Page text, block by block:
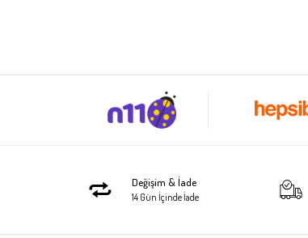
Değişim & İade
14 Gün İçinde İade